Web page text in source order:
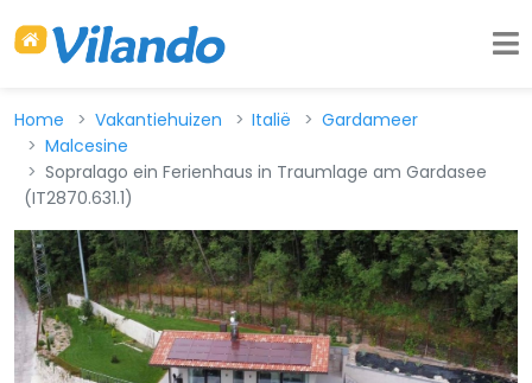
Home Vakantiehuizen Italië
Gardameer
Malcesine
Sopralago ein Ferienhaus in Traumlage am Gardasee
(IT2870.631.1)